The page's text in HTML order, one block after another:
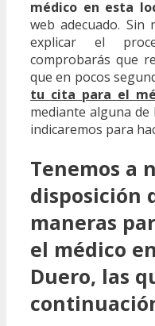
médico en esta
web adecuado. Sin
explicar el
comprobarás que
que en pocos
tu cita para el
mediante alguna
indicaremos para
Tenemos a
disposición
maneras
el médico
Duero, las